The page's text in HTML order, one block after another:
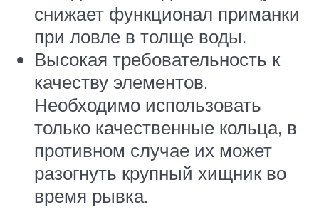
снижает функционал приманки
при ловле в толще воды.
Высокая требовательность к
качеству элементов.
Необходимо использовать
только качественные кольца, в
противном случае их может
разогнуть крупный хищник во
время рывка.